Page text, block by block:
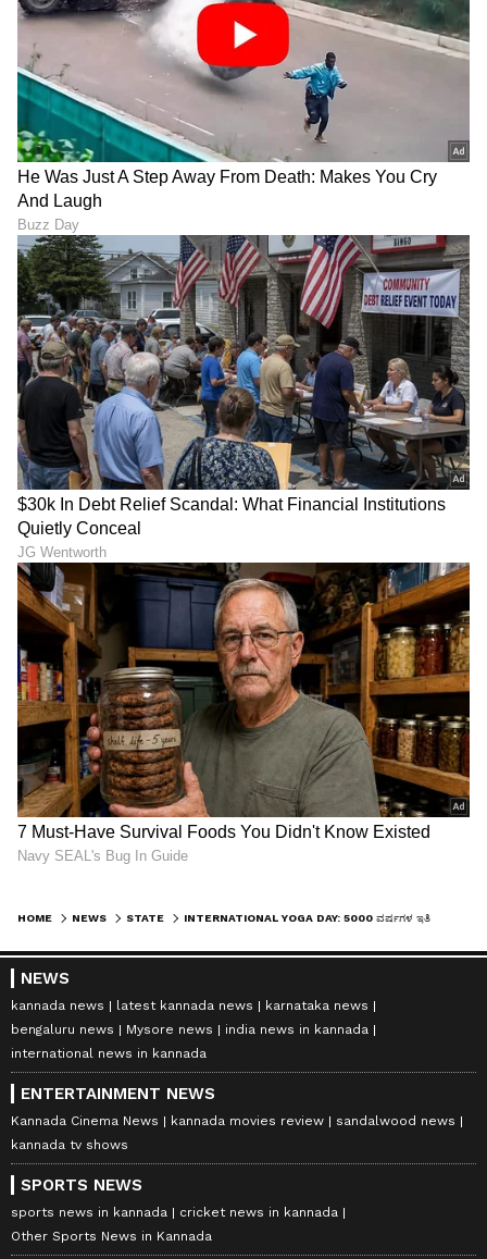
HOME NEWS STATE
NEWS
kannada news latest kannada news
karnataka news
bengaluru news
Mysore news
india news in kannada
international news in kannada
ENTERTAINMENT NEWS
Kannada Cinema News kannada movies review
sandalwood news
kannada tv shows
SPORTS NEWS
sports news in kannada
cricket news in kannada
Other Sports News in Kannada